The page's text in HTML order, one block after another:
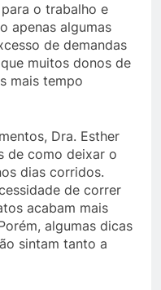
o trabalho e
apenas algumas
de demandas
muitos donos de
mais tempo
Dra. Esther
de como deixar o
dias corridos.
de correr
acabam mais
algumas dicas
sintam tanto a